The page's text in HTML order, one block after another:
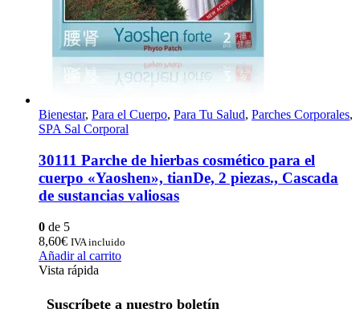
Bienestar, Para el Cuerpo, Para Tu Salud, Parches Corporales,
SPA Sal Corporal
30111 Parche de hierbas cosmético para el
cuerpo «Yaoshen», tianDe, 2 piezas., Cascada
de sustancias valiosas
0 de 5
8,60€ IVA incluido
Añadir al carrito
Vista rápida
Suscríbete a nuestro boletín